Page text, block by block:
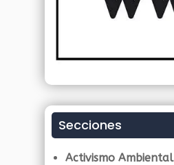
Secciones
Activismo Ambiental